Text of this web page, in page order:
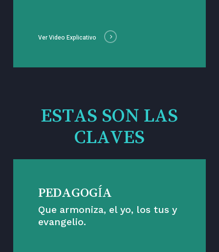
Ver Video Explicativo
ESTAS SON LAS
CLAVES
PEDAGOGÍA
Que armoniza, el yo, los tus y
evangelio.